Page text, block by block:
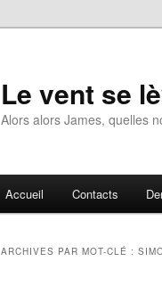
Le vent se
Alors alors James, quelles
Accueil Contacts
ARCHIVES PAR MOT-CLÉ :